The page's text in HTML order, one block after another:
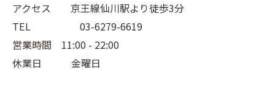
アクセス 京王線仙川駅より徒歩3分
TEL 03-6279-6619
営業時間 11:00 - 22:00
休業日 金曜日